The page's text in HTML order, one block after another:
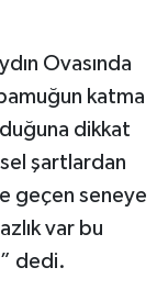
Ovasında
katma
dikkat
şartlardan
geçen seneye
var bu
dedi.